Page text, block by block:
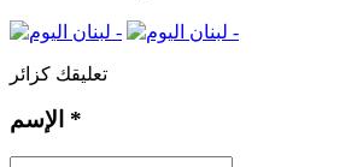
تعليقك كزائر
*